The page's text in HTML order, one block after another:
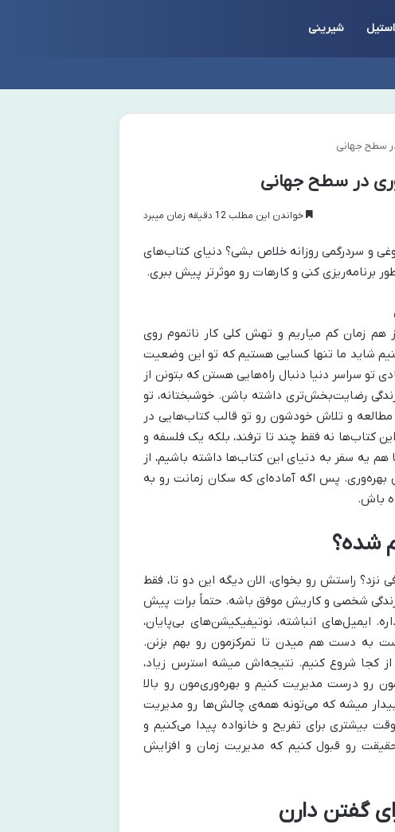
استیل شیرینی
سطح جهانی
در سطح جهانی
خواندن این مطلب 12 دقیقه زمان میبرد
و سردرگمی روزانه خلاص بشی؟ دنیای کتاب‌های
برنامه‌ریزی کنی و کارهات رو موثرتر پیش ببری.
زمان کم میاریم و تهش کلی کار ناتموم روی
شاید ما تنها کسایی هستیم که تو این وضعیت
تو سراسر دنیا دنبال راه‌هایی هستن که بتونن از
زندگی رضایت‌بخش‌تری داشته باشن. خوشبختانه، تو
و تلاش خودشون رو تو قالب کتاب‌هایی در
کتاب‌ها نه فقط چند تا ترفند، بلکه یک فلسفه و
هم یه سفر به دنیای این کتاب‌ها داشته باشیم، از
بهره‌وری. پس اگه آماده‌ای که سکان زمانت رو به
باش.
شده؟
نزد؟ راستش رو بخوای، الان دیگه این دو تا، فقط
شخصی و کاریش موفق باشه. حتماً برات پیش
ایمیل‌های انباشته، نوتیفیکیشن‌های بی‌پایان،
به دست هم میدن تا تمرکزمون رو بهم بزنن.
کجا شروع کنیم. نتیجه‌اش میشه استرس زیاد،
رو درست مدیریت کنیم و بهره‌وری‌مون رو بالا
بیدار میشه که می‌تونه همه‌ی چالش‌ها رو مدیریت
بیشتری برای تفریح و خانواده پیدا می‌کنیم و
رو قبول کنیم که مدیریت زمان و افزایش
گفتن دارن